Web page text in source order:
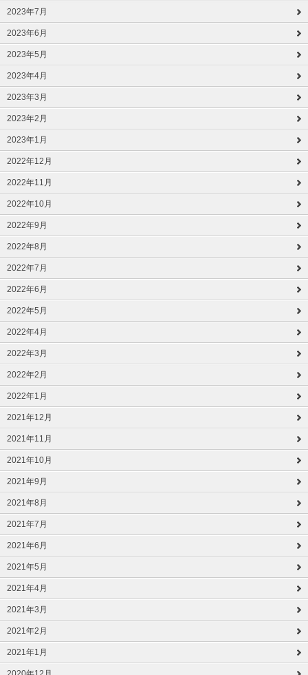
2023年7月
2023年6月
2023年5月
2023年4月
2023年3月
2023年2月
2023年1月
2022年12月
2022年11月
2022年10月
2022年9月
2022年8月
2022年7月
2022年6月
2022年5月
2022年4月
2022年3月
2022年2月
2022年1月
2021年12月
2021年11月
2021年10月
2021年9月
2021年8月
2021年7月
2021年6月
2021年5月
2021年4月
2021年3月
2021年2月
2021年1月